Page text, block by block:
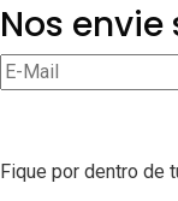
Nos
Fique por dentro de